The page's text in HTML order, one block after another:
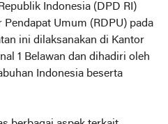
Indonesia (DPD RI)
Umum (RDPU) pada
ini dilaksanakan di Kantor
1 Belawan dan dihadiri oleh
Indonesia beserta